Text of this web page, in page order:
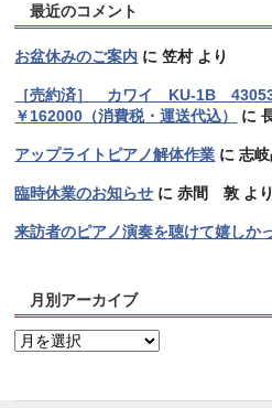
最近のコメント
お盆休みのご案内 に笠村より
［売約済］ カワイ KU-1B
￥162000（消費税・運送代込）
に
アップライトピアノ解体作業 に志
臨時休業のお知らせ に赤間 敦 より
来訪者のピアノ演奏を聴けて嬉しか
月別アーカイブ
月